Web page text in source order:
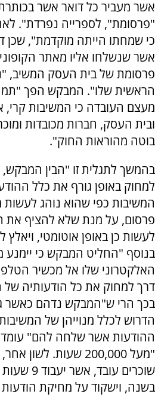
אשר מעביר כל דואר אשר
"פרסומת", לספרייה נפרדת".
כי שמחתו הייתה מוקדמת", שכן
אשר שנשלחו אליו מאתר
פרסומת של בית העסק המשיב,
הראשית שלו". המבקש הפך
מעצם העובדה כי המשיבות קרי,
ובית העסק, חברות מכובדות
בוטה מהוראות החוק".
בהמשך לתגלית זו "הבין
למחוק באופן גורף את כלל
המשיבות כפי שהוא נוהג לעשות
פרסום, על מנת שלא להציף את
לעשות כן באופן אוטומטי, ויאלץ
בנוסף "החליט המבקש כי יימנע
האלקטרוני שלו אל מכשיר
דרך למחוק את כל הודעותיה של
בכך הרי ש"המבקש נדהם כאשר
הדרוש לכלל מנוייהן של
ההודעות אשר שלחה להם"
"מעל 200,000 שעות.
בשנה, וישקוד על מחיקת הודעות